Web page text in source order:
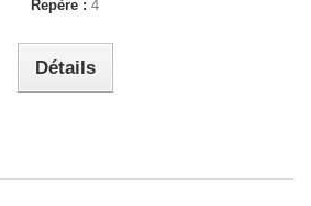
Repère : 4
Détails